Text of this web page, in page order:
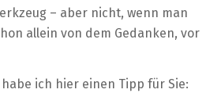
– aber nicht, wenn man
allein von dem Gedanken, vor
ich hier einen Tipp für Sie: